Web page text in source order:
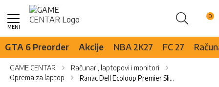
Pretraži
Skip
Content
GTA 6 Preorder Akcije NBA 2K27 FC 27
GAME CENTAR
Računari, laptopovi i monitori
Oprema za laptop
Ranac Dell Ecoloop Premier Slim Backpack CP7625S 14-16" za Laptop